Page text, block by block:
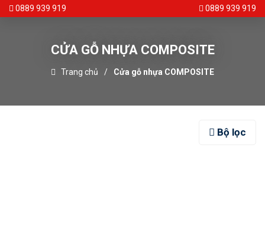
0889 939 919 0889 939 919
CỬA GỖ NHỰA COMPOSITE
Trang chủ Cửa gỗ nhựa COMPOSITE
Bộ lọc